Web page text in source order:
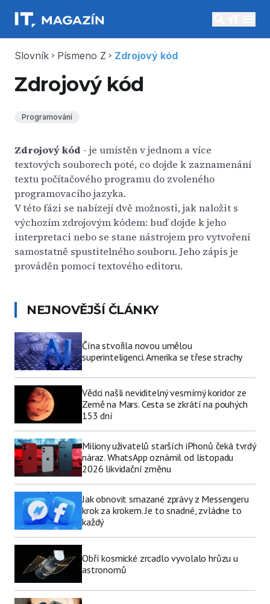
Slovník chevron_right Písmeno Z chevron_right Zdrojový kód
Zdrojový kód
Programování
Zdrojový kód - je umístěn v jednom a více
textových souborech poté, co dojde k zaznamenání
textu počítačového programu do zvoleného
programovacího jazyka.
V této fázi se nabízejí dvě možnosti, jak naložit s
výchozím zdrojovým kódem: buď dojde k jeho
interpretaci nebo se stane nástrojem pro vytvoření
samostatně spustitelného souboru. Jeho zápis je
prováděn pomocí textového editoru.
NEJNOVĚJŠÍ ČLÁNKY
Čína stvořila novou umělou
superinteligenci. Amerika se třese strachy
Vědci našli neviditelný vesmírný koridor ze
Země na Mars. Cesta se zkrátí na pouhých
153 dní
Miliony uživatelů starších iPhonů čeká tvrdý
náraz. WhatsApp oznámil od listopadu
2026 likvidační změnu
Jak obnovit smazané zprávy z Messengeru
krok za krokem. Je to snadné, zvládne to
každý
Obří kosmické zrcadlo vyvolalo hrůzu u
astronomů